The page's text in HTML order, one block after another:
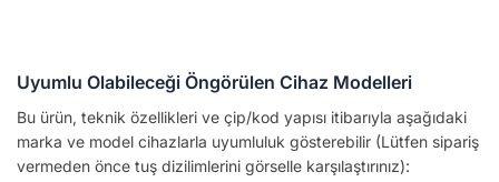
Uyumlu Olabileceği Öngörülen Cihaz Modelleri
Bu ürün, teknik özellikleri ve çip/kod yapısı itibarıyla aşağıdaki
marka ve model cihazlarla uyumluluk gösterebilir (Lütfen sipariş
vermeden önce tuş dizilimlerini görselle karşılaştırınız):